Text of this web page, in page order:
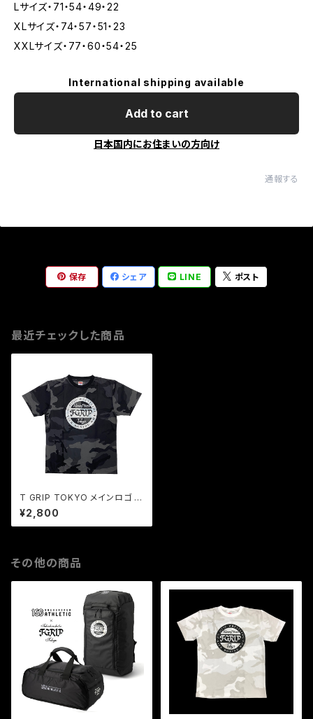
Lサイズ・71・54・49・22
XLサイズ・74・57・51・23
XXLサイズ・77・60・54・25
International shipping available
Add to cart
日本国内にお住まいの方向け
通報する
保存 シェア LINE ポスト
最近チェックした商品
T GRIP TOKYO メインロゴ ド
ライメッシュシャツ（ブラック）
¥2,800
その他の商品